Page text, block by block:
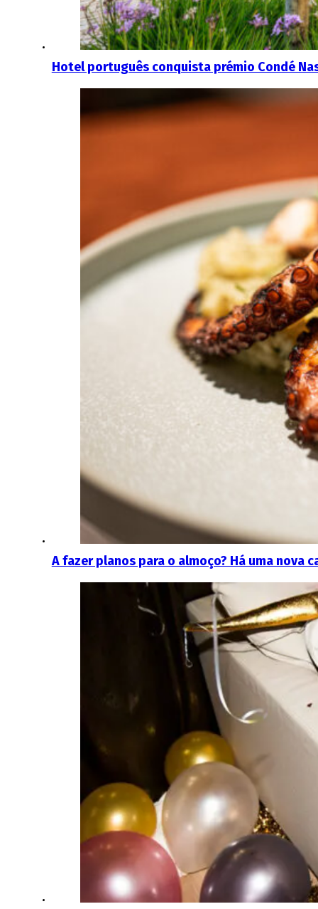
Hotel português conquista prémio Condé
A fazer planos para o almoço? Há uma nova